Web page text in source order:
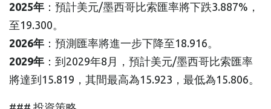
2025年 ：預計美元/墨西哥比索匯率將下跌3.887%，
至19.300。
2026年 ：預測匯率將進一步下降至18.916。
2029年 ：到2029年8月，預計美元/墨西哥比索匯率
將達到15.819，其間最高為15.923，最低為15.806。